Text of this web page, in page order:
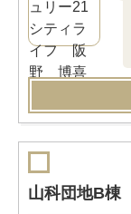
山科団地B棟